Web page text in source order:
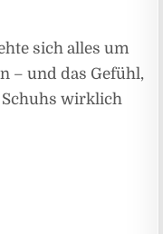
sich alles um
– und das Gefühl,
Schuhs wirklich